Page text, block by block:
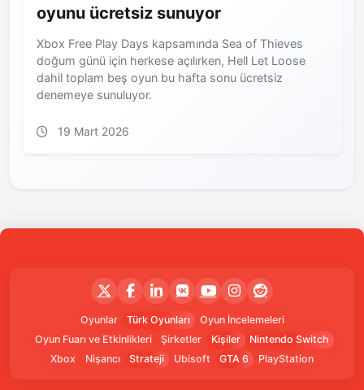
oyunu ücretsiz sunuyor
Xbox Free Play Days kapsamında Sea of Thieves
doğum günü için herkese açılırken, Hell Let Loose
dahil toplam beş oyun bu hafta sonu ücretsiz
denemeye sunuluyor.
19 Mart 2026
Oyunlar Türk Oyunları
Oyun İncelemeleri
Oyun Fuarı ve Etkinlikleri
Şirketler Kişiler
Nintendo Switch
Xbox
Nişancı Strateji Ubisoft GTA 6 PlayStation